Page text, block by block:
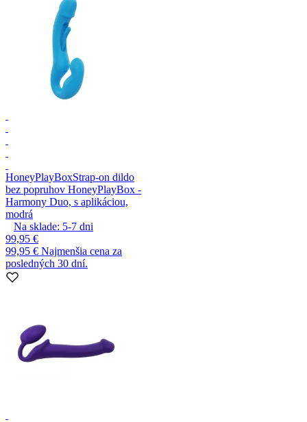
HoneyPlayBoxStrap-on dildo
bez popruhov HoneyPlayBox -
Harmony Duo, s aplikáciou,
modrá
Na sklade: 5-7 dni
99,95 €
99,95 € Najmenšia cena za
posledných 30 dní.